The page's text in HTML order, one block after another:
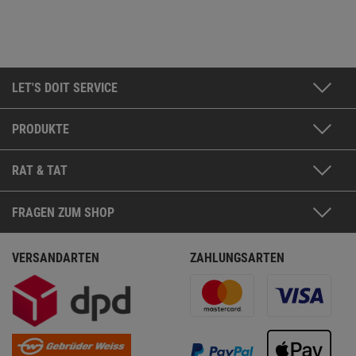
LET'S DOIT SERVICE
PRODUKTE
RAT & TAT
FRAGEN ZUM SHOP
VERSANDARTEN ZAHLUNGSARTEN